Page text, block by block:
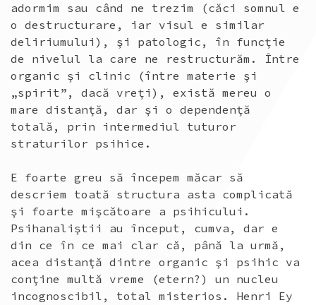
adormim sau când ne trezim (căci somnul e
o destructurare, iar visul e similar
deliriumului), şi patologic, în funcţie
de nivelul la care ne restructurăm. Între
organic şi clinic (între materie şi
„spirit”, dacă vreţi), există mereu o
mare distanţă, dar şi o dependenţă
totală, prin intermediul tuturor
straturilor psihice.
E foarte greu să începem măcar să
descriem toată structura asta complicată
şi foarte mişcătoare a psihicului.
Psihanaliştii au început, cumva, dar e
din ce în ce mai clar că, până la urmă,
acea distanţă dintre organic şi psihic va
conţine multă vreme (etern?) un nucleu
incognoscibil, total misterios. Henri Ey